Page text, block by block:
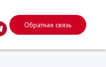
Обратная связь